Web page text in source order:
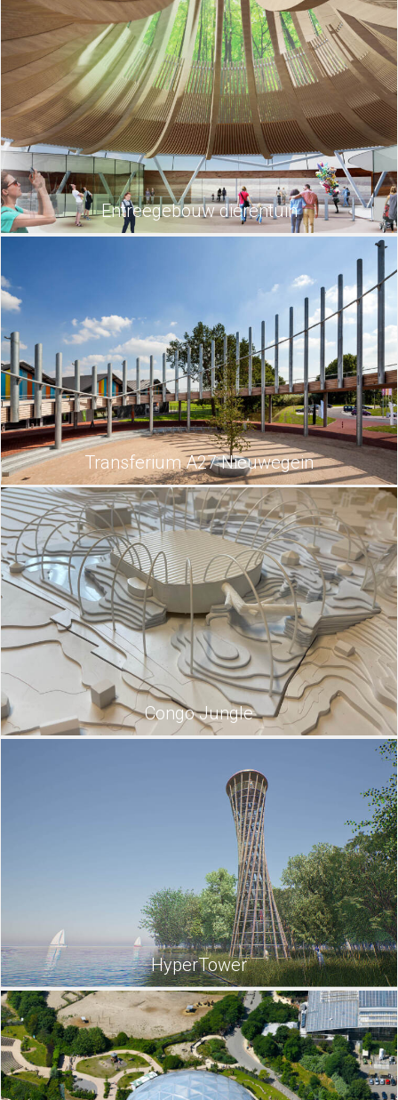
Entreegebouw dierentuin
Transferium A27 Nieuwegein
Congo Jungle
HyperTower